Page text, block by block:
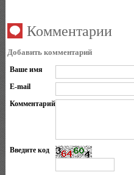
Комментарии
Добавить комментарий
Ваше имя
E-mail
Комментарий
Введите код